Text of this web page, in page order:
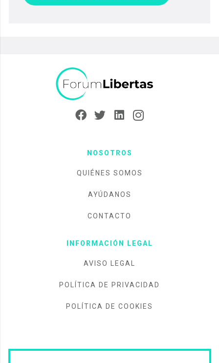
NOSOTROS
QUIÉNES SOMOS
AYÚDANOS
CONTACTO
INFORMACIÓN LEGAL
AVISO LEGAL
POLÍTICA DE PRIVACIDAD
POLÍTICA DE COOKIES